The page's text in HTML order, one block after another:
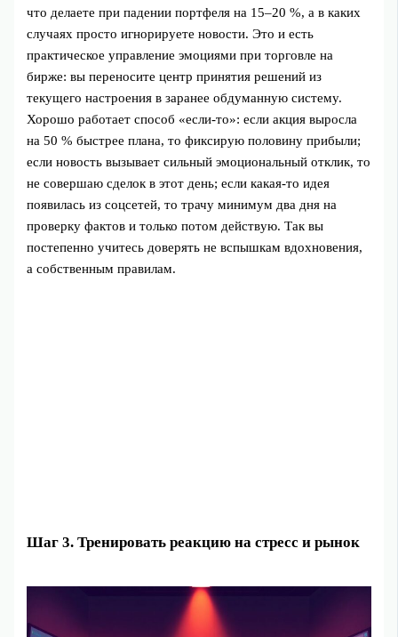
что делаете при падении портфеля на 15–20 %, а в каких
случаях просто игнорируете новости. Это и есть
практическое управление эмоциями при торговле на
бирже: вы переносите центр принятия решений из
текущего настроения в заранее обдуманную систему.
Хорошо работает способ «если‑то»: если акция выросла
на 50 % быстрее плана, то фиксирую половину прибыли;
если новость вызывает сильный эмоциональный отклик, то
не совершаю сделок в этот день; если какая‑то идея
появилась из соцсетей, то трачу минимум два дня на
проверку фактов и только потом действую. Так вы
постепенно учитесь доверять не вспышкам вдохновения,
а собственным правилам.
Шаг 3. Тренировать реакцию на стресс и рынок